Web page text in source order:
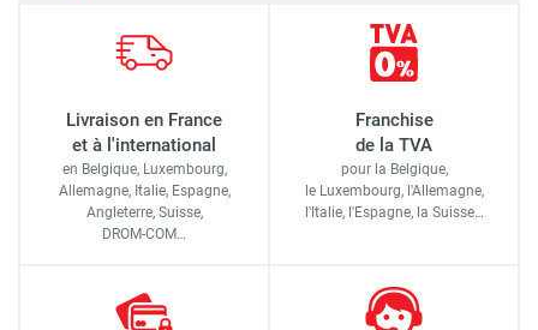
Livraison en France
et à l'international
en Belgique, Luxembourg,
Allemagne, Italie, Espagne,
Angleterre, Suisse,
DROM-COM…
Franchise
de la TVA
pour la Belgique,
le Luxembourg, l'Allemagne,
l'Italie, l'Espagne, la Suisse…